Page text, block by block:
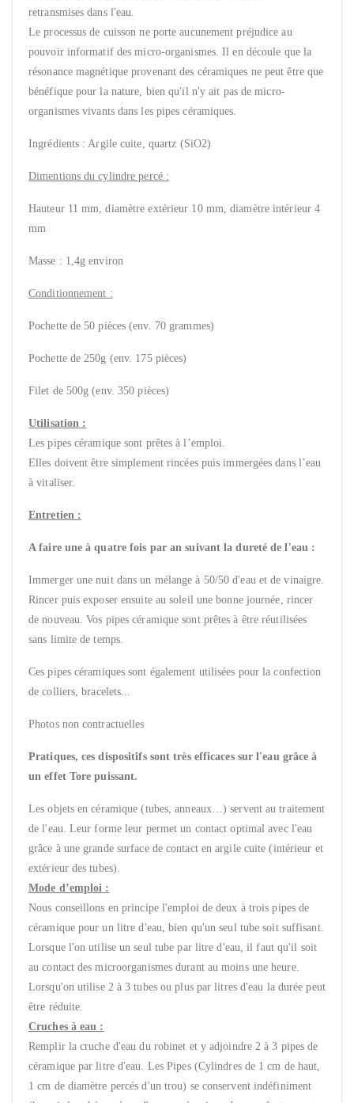
retransmises dans l'eau.
Le processus de cuisson ne porte aucunement préjudice au
pouvoir informatif des micro-organismes. Il en découle que la
résonance magnétique provenant des céramiques ne peut être que
bénéfique pour la nature, bien qu'il n'y ait pas de micro-
organismesvivants dans les pipes céramiques.
Ingrédients : Argile cuite, quartz (SiO2)
Dimentions du cylindre percé :
Hauteur 11 mm, diamètre extérieur 10 mm, diamètre intérieur 4
mm
Masse : 1,4g environ
Conditionnement :
Pochette de 50 pièces (env. 70 grammes)
Pochette de 250g (env. 175 pièces)
Filet de 500g (env. 350 pièces)
Utilisation :
Les pipes céramique sont prêtes à l’emploi.
Elles doivent être simplement rincées puis immergées dans l’eau
à vitaliser.
Entretien :
A faire une à quatre fois par an suivant la dureté de l'eau :
Immerger une nuit dans un mélange à 50/50 d'eau et de vinaigre.
Rincer puis exposer ensuite au soleil une bonne journée, rincer
de nouveau. Vos pipes céramique sont prêtes à être réutilisées
sans limite de temps.
Ces pipes céramiques sont également utilisées pour la confection
de colliers, bracelets...
Photos non contractuelles
Pratiques, ces dispositifs sont très efficaces sur l'eau grâce à
un effet Tore puissant.
Les objets en céramique (tubes, anneaux…) servent au traitement
de l'eau. Leur forme leur permet un contact optimal avec l'eau
grâce à une grande surface de contact en argile cuite (intérieur et
extérieur des tubes).
Mode d’emploi :
Nous conseillons en principe l'emploi de deux à trois pipes de
céramique pour un litre d'eau, bien qu'un seul tube soit suffisant.
Lorsque l'on utilise un seul tube par litre d'eau, il faut qu'il soit
au contact des microorganismes durant au moins une heure.
Lorsqu'on utilise 2 à 3 tubes ou plus par litres d'eau la durée peut
être réduite.
Cruches à eau :
Remplir la cruche d'eau du robinet et y adjoindre 2 à 3 pipes de
céramique par litre d'eau. Les Pipes (Cylindres de 1 cm de haut,
1 cm de diamètre percés d'un trou) se conservent indéfiniment